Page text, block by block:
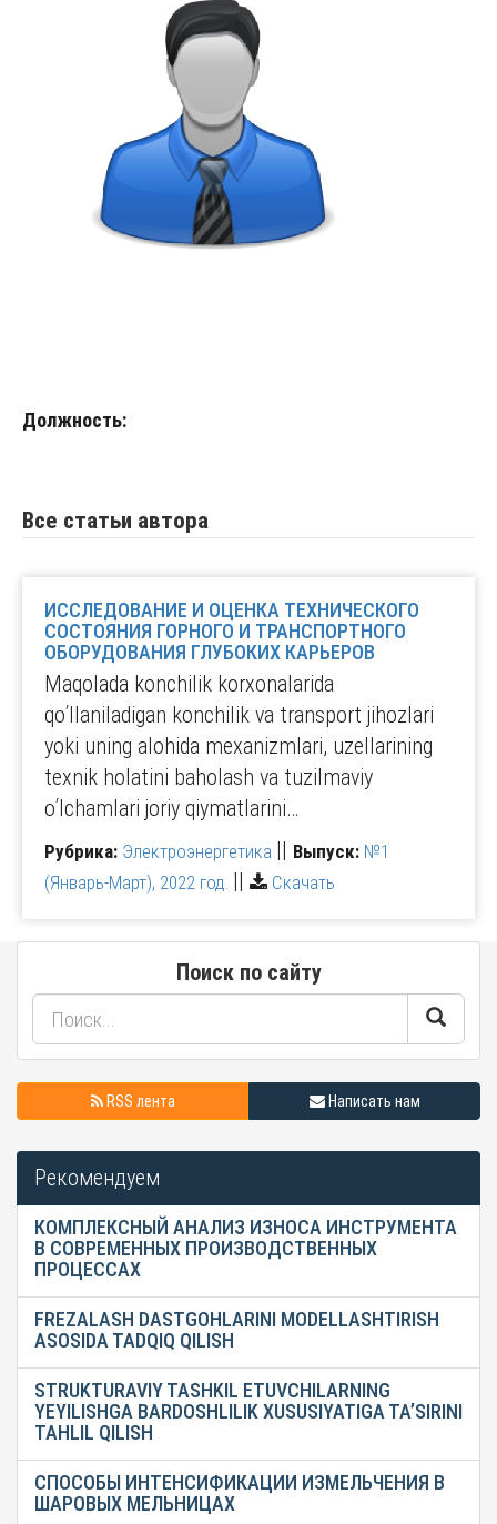
Должность:
Все статьи автора
ИССЛЕДОВАНИЕ И ОЦЕНКА ТЕХНИЧЕСКОГО
СОСТОЯНИЯ ГОРНОГО И ТРАНСПОРТНОГО
ОБОРУДОВАНИЯ ГЛУБОКИХ КАРЬЕРОВ
Maqolada konchilik korxonalarida
qoʹllaniladigan konchilik va transport jihozlari
yoki uning alohida mexanizmlari, uzellarining
texnik holatini baholash va tuzilmaviy
oʹlchamlari joriy qiymatlarini…
Рубрика: Электроэнергетика || Выпуск: №1
(Январь-Март), 2022 год. || Скачать
Поиск по сайту
RSS лента Написать нам
Рекомендуем
КОМПЛЕКСНЫЙ АНАЛИЗ ИЗНОСА ИНСТРУМЕНТА
В СОВРЕМЕННЫХ ПРОИЗВОДСТВЕННЫХ
ПРОЦЕССАХ
FREZALASH DASTGOHLARINI MODELLASHTIRISH
ASOSIDA TADQIQ QILISH
STRUKTURAVIY TASHKIL ETUVCHILARNING
YEYILISHGA BARDOSHLILIK XUSUSIYATIGA TA’SIRINI
TAHLIL QILISH
СПОСОБЫ ИНТЕНСИФИКАЦИИ ИЗМЕЛЬЧЕНИЯ В
ШАРОВЫХ МЕЛЬНИЦАХ